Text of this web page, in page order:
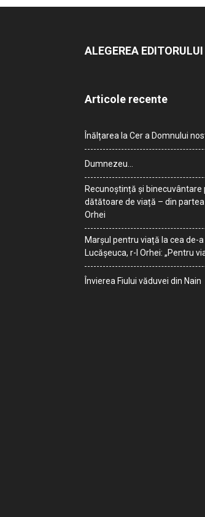
ALEGEREA EDITORULUI
Articole recente
Înălțarea la Cer a Domnului
Dumnezeu…
Recunoștință și
dătătoare de viață – din
Orhei
Marșul pentru viață la cea de-a
Lucășeuca, r-l Orhei: „Pentru
Învierea Fiului văduvei din Nain